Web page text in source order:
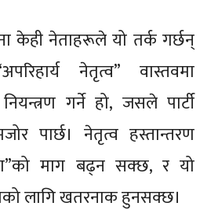
केही नेताहरूले यो तर्क गर्छन्
नेतृत्व” वास्तवमा
गर्ने हो, जसले पार्टी
पार्छ। नेतृत्व हस्तान्तरण
माग बढ्न सक्छ, र यो
लागि खतरनाक हुनसक्छ।